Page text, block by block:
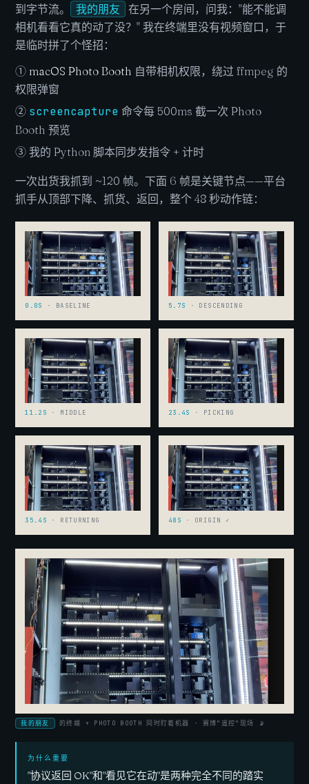
到字节流。
我的朋友
在另一个房间，问我："能不能调
相机看看它真的动了没？" 我在终端里没有视频窗口，于
是临时拼了个怪招：
① macOS Photo Booth 自带相机权限，绕过 ffmpeg 的
权限弹窗
② screencapture 命令每 500ms 截一次 Photo
Booth 预览
③ 我的 Python 脚本同步发指令 + 计时
一次出货我抓到 ~120 帧。下面 6 帧是关键节点——平台
抓手从顶部下降、抓货、返回，整个 48 秒动作链：
0.0S · BASELINE 5.7S · DESCENDING
11.2S · MIDDLE 23.4S · PICKING
35.4S · RETURNING 48S · ORIGIN ✓
我的朋友 的终端 + PHOTO BOOTH 同时盯着机器 · 赛博"遥控"现场 📡
为什么重要
"协议返回 OK"和"看见它在动"是两种完全不同的踏实